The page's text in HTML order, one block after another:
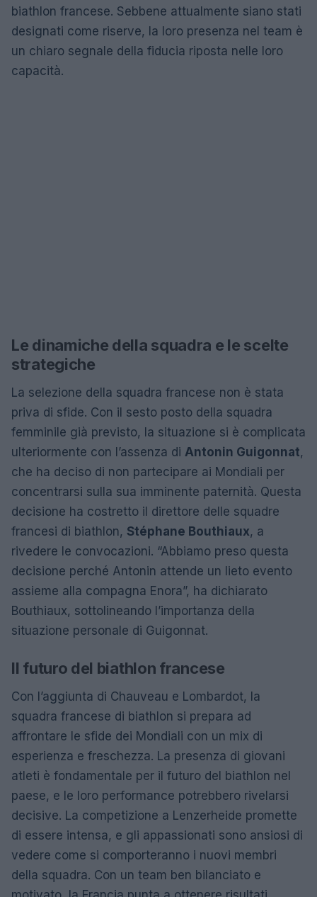
biathlon francese. Sebbene attualmente siano stati
designati come riserve, la loro presenza nel team è
un chiaro segnale della fiducia riposta nelle loro
capacità.
Le dinamiche della squadra e le scelte
strategiche
La selezione della squadra francese non è stata
priva di sfide. Con il sesto posto della squadra
femminile già previsto, la situazione si è complicata
ulteriormente con l’assenza di Antonin Guigonnat,
che ha deciso di non partecipare ai Mondiali per
concentrarsi sulla sua imminente paternità. Questa
decisione ha costretto il direttore delle squadre
francesi di biathlon, Stéphane Bouthiaux, a
rivedere le convocazioni. “Abbiamo preso questa
decisione perché Antonin attende un lieto evento
assieme alla compagna Enora”, ha dichiarato
Bouthiaux, sottolineando l’importanza della
situazione personale di Guigonnat.
Il futuro del biathlon francese
Con l’aggiunta di Chauveau e Lombardot, la
squadra francese di biathlon si prepara ad
affrontare le sfide dei Mondiali con un mix di
esperienza e freschezza. La presenza di giovani
atleti è fondamentale per il futuro del biathlon nel
paese, e le loro performance potrebbero rivelarsi
decisive. La competizione a Lenzerheide promette
di essere intensa, e gli appassionati sono ansiosi di
vedere come si comporteranno i nuovi membri
della squadra. Con un team ben bilanciato e